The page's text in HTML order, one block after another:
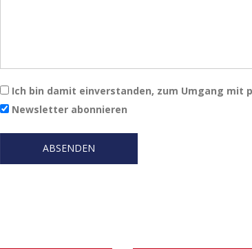
Ich bin damit einverstanden, zum Umgang mit
Newsletter abonnieren